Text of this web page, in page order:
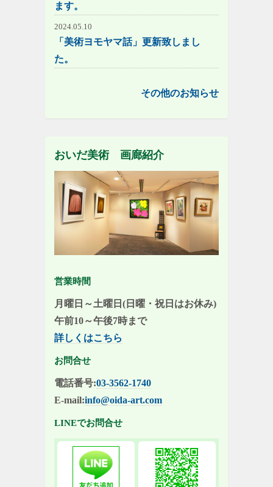
ます。
2024.05.10
「美術ヨモヤマ話」更新致しまし
た。
その他のお知らせ
おいだ美術 画廊紹介
営業時間
月曜日～土曜日(日曜・祝日はお休み)
午前10～午後7時まで
詳しくはこちら
お問合せ
電話番号:03-3562-1740
E-mail:info@oida-art.com
LINEでお問合せ